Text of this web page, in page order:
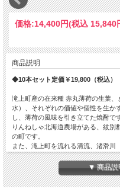
価格:14,400円(税込 15,840
商品説明
◆10本セット定価￥19,800（税込
滝上町産の在来種 赤丸薄荷の生葉
水）、それぞれの価値や個性を生か
し、薄荷の風味を引き立てた焼酎で
りんねしゃ北海道農場がある、紋別
の町です。
また、滝上町を流れる清流、渚滑川
有名です。 この清らかな水と赤丸
りのお酒を造ろうと、何年も試行錯
～クリアケースに入っておりますの
▼ 商品説